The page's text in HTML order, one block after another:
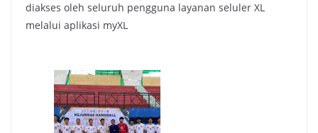
diakses oleh seluruh pengguna layanan seluler XL
melalui aplikasi myXL